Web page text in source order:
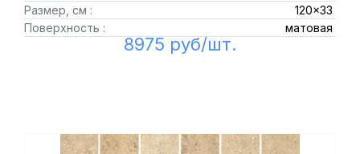
Размер, см :
120x33
Поверхность :
матовая
8975 руб/шт.